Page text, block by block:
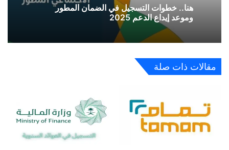
هنا.. خطوات التسجيل في الضمان المطور
وموعد إيداع الدعم 2025
مقالات ذات صلة